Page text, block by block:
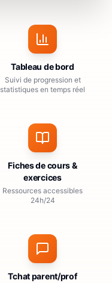
Tableau de bord
Suivi de progression et
statistiques en temps réel
Fiches de cours &
exercices
Ressources accessibles
24h/24
Tchat parent/prof